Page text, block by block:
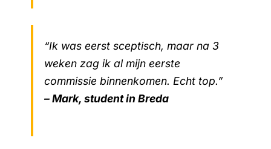
“Ik was eerst sceptisch, maar na 3
weken zag ik al mijn eerste
commissie binnenkomen. Echt top.”
– Mark, student in Breda